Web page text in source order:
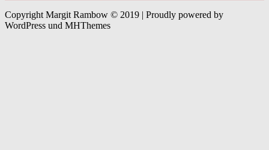
Copyright Margit Rambow © 2019 | Proudly powered by
WordPress und MHThemes